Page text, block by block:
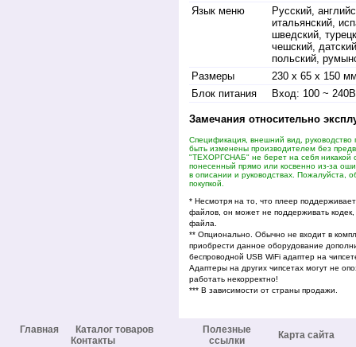
Язык меню
Русский,
итальянский,
шведский,
чешский,
польский,
Размеры
230 х 65 х 150
Блок питания
Вход: 100 ~
Замечания относительно
Спецификация, внешний вид, руководство
быть изменены производителем без
"ТЕХОРГСНАБ" не берет на себя никакой
понесенный прямо или косвенно из-за
в описании и руководствах. Пожалуйста,
покупкой.
* Несмотря на то, что плеер
файлов, он может не поддерживать
файла.
** Опционально. Обычно не входит в
приобрести данное оборудование
беспроводной USB WiFi адаптер на
Адаптеры на других чипсетах могут не
работать некорректно!
*** В зависимости от страны продажи.
Главная
Каталог товаров
Контакты
Полезные
ссылки
Карта сайта